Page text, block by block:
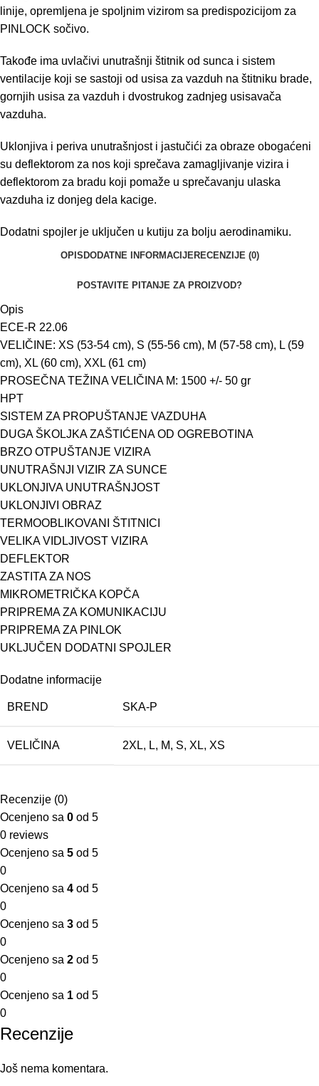
linije, opremljena je spoljnim vizirom sa predispozicijom za
PINLOCK sočivo.
Takođe ima uvlačivi unutrašnji štitnik od sunca i sistem
ventilacije koji se sastoji od usisa za vazduh na štitniku brade,
gornjih usisa za vazduh i dvostrukog zadnjeg usisavača
vazduha.
Uklonjiva i periva unutrašnjost i jastučići za obraze obogaćeni
su deflektorom za nos koji sprečava zamagljivanje vizira i
deflektorom za bradu koji pomaže u sprečavanju ulaska
vazduha iz donjeg dela kacige.
Dodatni spojler je uključen u kutiju za bolju aerodinamiku.
OPIS DODATNE INFORMACIJERECENZIJE (0)
POSTAVITE PITANJE ZA PROIZVOD?
Opis
ECE-R 22.06
VELIČINE: XS (53-54 cm), S (55-56 cm), M (57-58 cm), L (59
cm), XL (60 cm), XXL (61 cm)
PROSEČNA TEŽINA VELIČINA M: 1500 +/- 50 gr
HPT
SISTEM ZA PROPUŠTANJE VAZDUHA
DUGA ŠKOLJKA ZAŠTIĆENA OD OGREBOTINA
BRZO OTPUŠTANJE VIZIRA
UNUTRAŠNJI VIZIR ZA SUNCE
UKLONJIVA UNUTRAŠNJOST
UKLONJIVI OBRAZ
TERMOOBLIKOVANI ŠTITNICI
VELIKA VIDLJIVOST VIZIRA
DEFLEKTOR
ZASTITA ZA NOS
MIKROMETRIČKA KOPČA
PRIPREMA ZA KOMUNIKACIJU
PRIPREMA ZA PINLOK
UKLJUČEN DODATNI SPOJLER
Dodatne informacije
BREND SKA-P
VELIČINA 2XL, L, M, S, XL, XS
Recenzije (0)
Ocenjeno sa 0 od 5
0 reviews
Ocenjeno sa 5 od 5
0
Ocenjeno sa 4 od 5
0
Ocenjeno sa 3 od 5
0
Ocenjeno sa 2 od 5
0
Ocenjeno sa 1 od 5
0
Recenzije
Još nema komentara.